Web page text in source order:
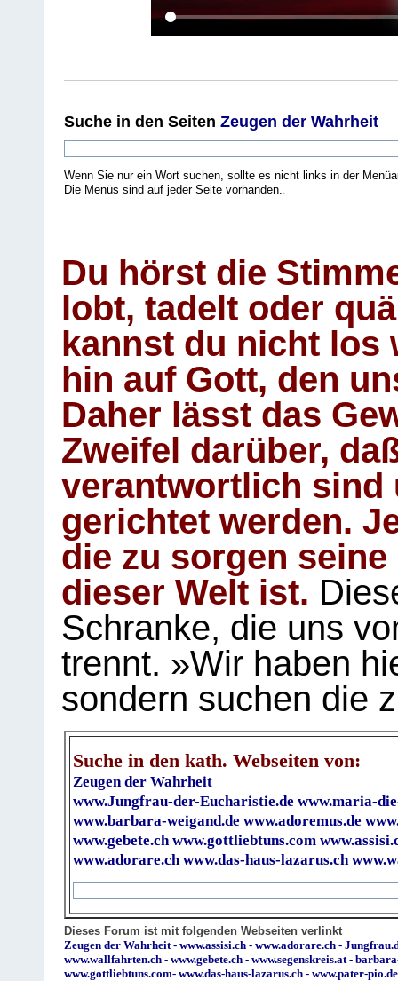
Suche in den Seiten Zeugen der Wahrheit
Wenn Sie nur ein Wort suchen, sollte es nicht links in der
Die Menüs sind auf jeder Seite vorhanden..
Du hörst die
lobt, tadelt oder
kannst du nicht los
hin auf Gott, den
Daher lässt das
Zweifel darüber,
verantwortlich sind
gerichtet werden.
die zu sorgen
dieser Welt ist.
Schranke, die uns
trennt. »Wir haben
sondern suchen die
Suche in den kath. Webseiten von:
Zeugen der Wahrheit
www.Jungfrau-der-Eucharistie.de www.maria-
www.barbara-weigand.de www.adoremus.de
www.gebete.ch www.gottliebtuns.com
www.adorare.ch www.das-haus-lazarus.ch
Dieses Forum ist mit folgenden Webseiten verlinkt
Zeugen der Wahrheit- www.assisi.ch - www.adorare.ch -
www.wallfahrten.ch - www.gebete.ch - www.segenskreis.at-
www.gottliebtuns.com- www.das-haus-lazarus.ch - www.pater-pio.de